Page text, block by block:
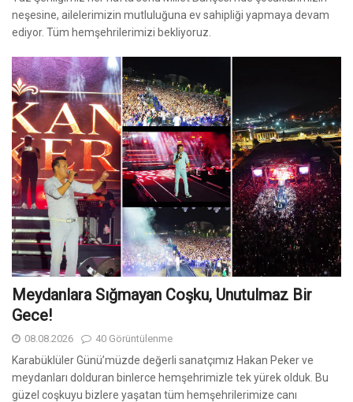
neşesine, ailelerimizin mutluluğuna ev sahipliği yapmaya devam
ediyor. Tüm hemşehrilerimizi bekliyoruz.
Meydanlara Sığmayan Coşku, Unutulmaz Bir
Gece!
08.08.2026 40 Görüntülenme
Karabüklüler Günü’müzde değerli sanatçımız Hakan Peker ve
meydanları dolduran binlerce hemşehrimizle tek yürek olduk. Bu
güzel coşkuyu bizlere yaşatan tüm hemşehrilerimize canı